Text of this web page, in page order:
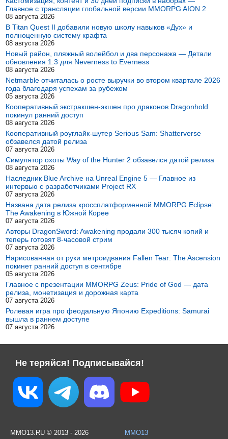
Главное с трансляции глобальной версии MMORPG AION 2
08 августа 2026
В Titan Quest II добавили новую школу навыков «Дух» и
полноценную систему крафта
08 августа 2026
Новый район, пляжный волейбол и два персонажа — Детали
обновления 1.3 для Neverness to Everness
08 августа 2026
Netmarble отчиталась о росте выручки во втором квартале 2026
года благодаря успехам за рубежом
05 августа 2026
Кооперативный экстракшен-экшен про драконов Dragonhold
покинул ранний доступ
08 августа 2026
Кооперативный роуглайк-шутер Serious Sam: Shatterverse
обзавелся датой релиза
07 августа 2026
Симулятор охоты Way of the Hunter 2 обзавелся датой релиза
08 августа 2026
Наследник Blue Archive на Unreal Engine 5 — Главное из
интервью с разработчиками Project RX
07 августа 2026
Названа дата релиза кроссплатформенной MMORPG Eclipse:
The Awakening в Южной Корее
07 августа 2026
Авторы DragonSword: Awakening продали 300 тысяч копий и
теперь готовят 8-часовой стрим
07 августа 2026
Нарисованная от руки метроидвания Fallen Tear: The Ascension
покинет ранний доступ в сентябре
05 августа 2026
Главное с презентации MMORPG Zeus: Pride of God — дата
релиза, монетизация и дорожная карта
07 августа 2026
Ролевая игра про феодальную Японию Expeditions: Samurai
вышла в раннем доступе
07 августа 2026
Не теряйся! Подписывайся!
MMO13.RU © 2013 - 2026 MMO13